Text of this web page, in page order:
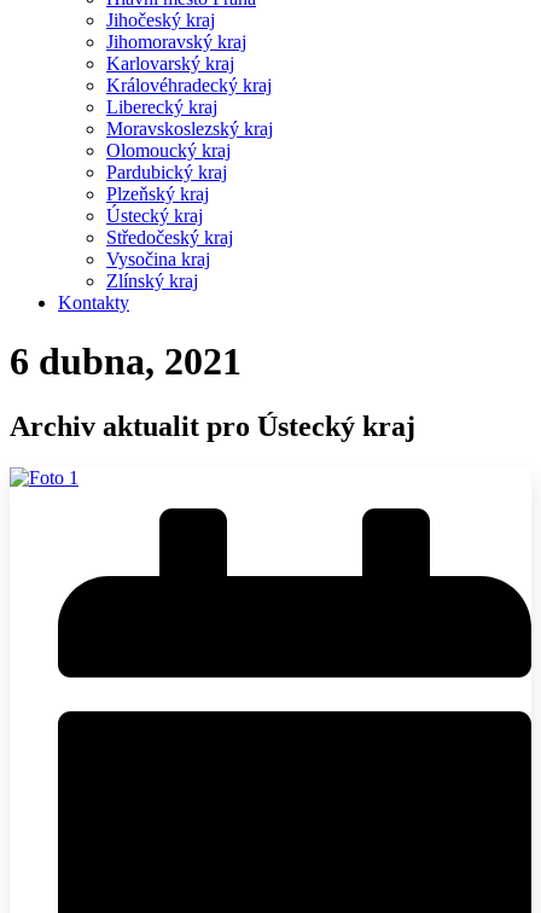
Jihočeský kraj
Jihomoravský kraj
Karlovarský kraj
Královéhradecký kraj
Liberecký kraj
Moravskoslezský kraj
Olomoucký kraj
Pardubický kraj
Plzeňský kraj
Ústecký kraj
Středočeský kraj
Vysočina kraj
Zlínský kraj
Kontakty
6 dubna, 2021
Archiv aktualit pro Ústecký kraj